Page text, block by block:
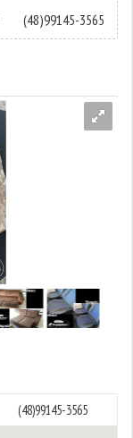
(48)99145-3565
(48)99145-3565